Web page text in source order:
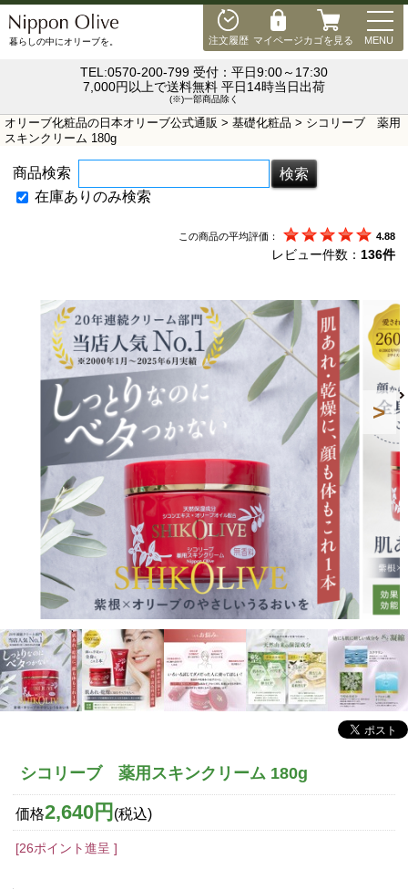
注文履歴 マイページカゴを見る MENU
暮らしの中にオリーブを。
TEL:0570-200-799 受付：平日9:00～17:30
7,000円以上で送料無料 平日14時当日出荷
(※)一部商品除く
オリーブ化粧品の日本オリーブ公式通販 > 基礎化粧品 > シコリーブ 薬用
スキンクリーム 180g
商品検索
在庫ありのみ検索
この商品の平均評価： 4.88
レビュー件数： 136件
シコリーブ 薬用スキンクリーム 180g
価格2,640円 (税込)
[26ポイント進呈 ]